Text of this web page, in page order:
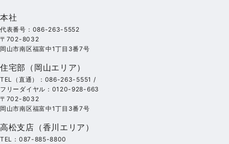
本社
代表番号：086-263-5552
〒702-8032
岡山市南区福富中1丁目3番7号
住宅部（岡山エリア）
TEL（直通）：086-263-5551 /
フリーダイヤル：0120-928-663
〒702-8032
岡山市南区福富中1丁目3番7号
高松支店（香川エリア）
TEL：087-885-8800